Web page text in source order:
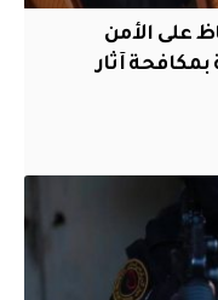
على الأمن
بمكافحة آثار